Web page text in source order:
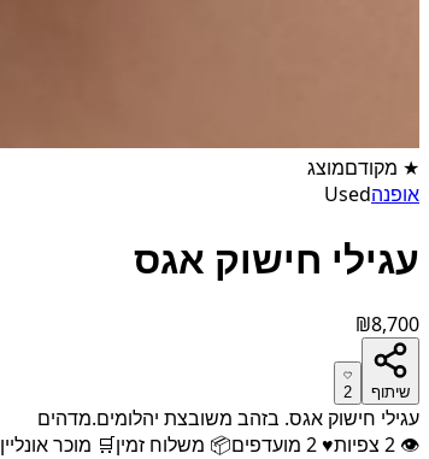
★ מקודםמוצג
אופנהUsed
עגילי חישוק אגס
₪8,700
שיתוף 2
עגילי חישוק אגס. בזהב משובצת יהלומים.מדהים
👁
2 צפיות♥
2 מועדפים📦 משלוח זמין🛒 מוכר אונליין